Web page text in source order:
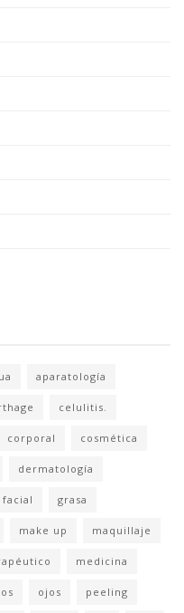
aparatología
celulitis.
corporal cosmética
dermatología
facial grasa
make up maquillaje
medicina
ojos peeling